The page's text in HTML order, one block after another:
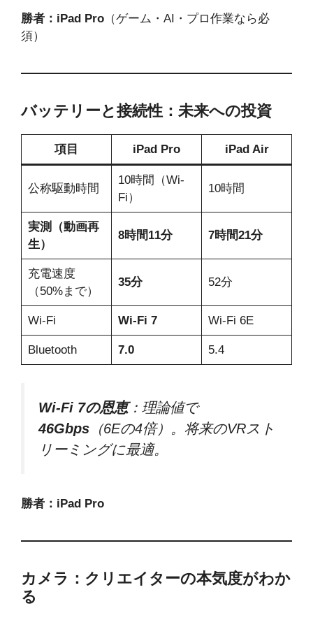
勝者：iPad Pro （ゲーム・AI・プロ作業なら必
須）
バッテリーと接続性：未来への投資
項目 iPad Pro iPad Air
公称駆動時間
10時間（Wi-
Fi）
10時間
実測（動画再
生）
8時間11分 7時間21分
充電速度
（50%まで）
35分 52分
Wi-Fi Wi-Fi 7 Wi-Fi 6E
Bluetooth 7.0 5.4
Wi-Fi 7の恩恵：理論値で
46Gbps （6Eの4倍）。将来のVRスト
リーミングに最適。
勝者：iPad Pro
カメラ：クリエイターの本気度がわか
る